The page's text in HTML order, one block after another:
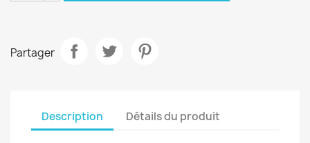
Partager
Description Détails du produit